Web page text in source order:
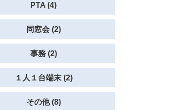
PTA (4)
同窓会 (2)
事務 (2)
１人１台端末 (2)
その他 (8)